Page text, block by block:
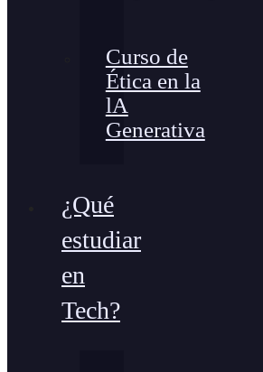
Curso de
Ética en la
lA
Generativa
¿Qué
estudiar
en
Tech?